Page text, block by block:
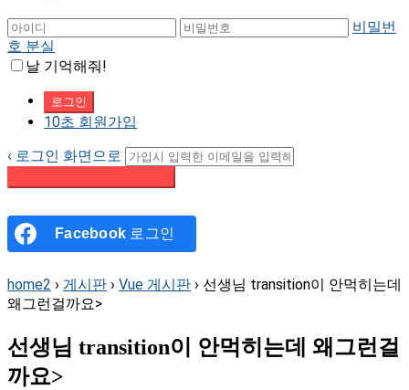
비밀번
호 분실
날 기억해줘!
10초 회원가입
‹ 로그인 화면으로
Facebook 로그인
home2 › 게시판 › Vue 게시판 › 선생님 transition이 안먹히는데
왜그런걸까요>
선생님 transition이 안먹히는데 왜그런걸
까요>